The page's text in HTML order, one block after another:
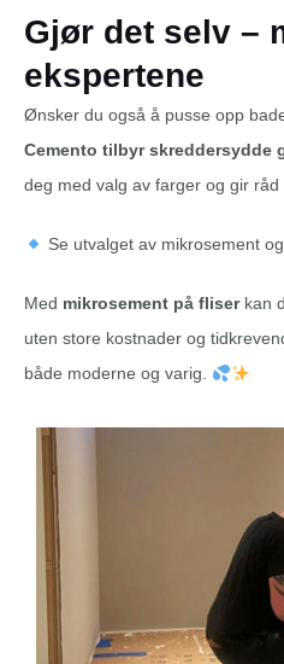
Gjør det selv –
ekspertene
Ønsker du også å pusse opp
Cemento tilbyr skreddersydde
deg med valg av farger og gir råd
Se utvalget av mikrosement
Med mikrosement på fliserkan
uten store kostnader og
både moderne og varig.